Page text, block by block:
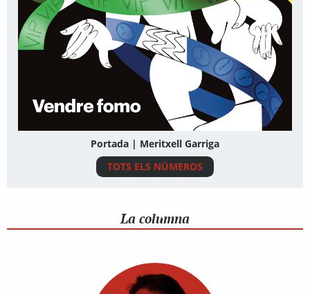
Portada | Meritxell Garriga
TOTS ELS NÚMEROS
La columna